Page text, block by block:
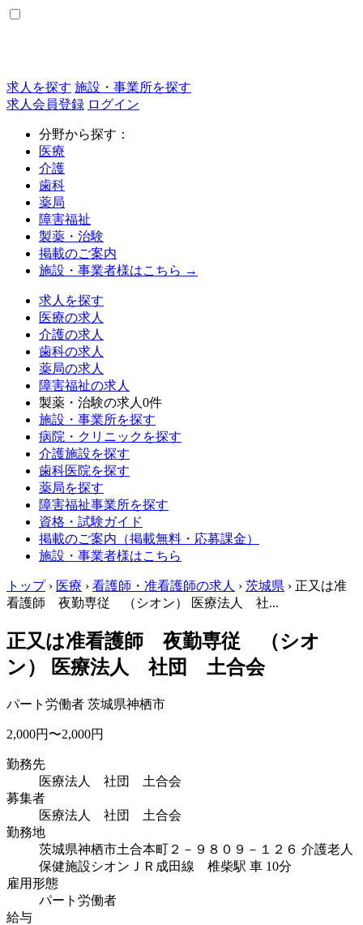
求人を探す 施設・事業所を探す
求人会員登録 ログイン
分野から探す：
医療
介護
歯科
薬局
障害福祉
製薬・治験
掲載のご案内
施設・事業者様はこちら →
求人を探す
医療の求人
介護の求人
歯科の求人
薬局の求人
障害福祉の求人
製薬・治験の求人 0件
施設・事業所を探す
病院・クリニックを探す
介護施設を探す
歯科医院を探す
薬局を探す
障害福祉事業所を探す
資格・試験ガイド
掲載のご案内（掲載無料・応募課金）
施設・事業者様はこちら
トップ › 医療 › 看護師・准看護師の求人 › 茨城県 › 正又は准
看護師 夜勤専従 （シオン） 医療法人 社...
正又は准看護師 夜勤専従 （シオ
ン） 医療法人 社団 土合会
パート労働者 茨城県神栖市
2,000円〜2,000円
勤務先
医療法人 社団 土合会
募集者
医療法人 社団 土合会
勤務地
茨城県神栖市土合本町２－９８０９－１２６ 介護老人
保健施設シオン ＪＲ成田線 椎柴駅 車 10分
雇用形態
パート労働者
給与